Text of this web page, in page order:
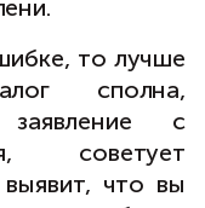
то лучше
сполна,
заявление с
советует
что вы